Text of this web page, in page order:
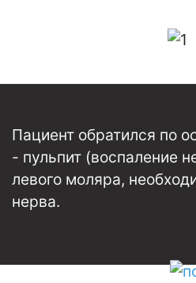
Пациент обратился по
- пульпит (воспаление
левого моляра,
нерва.